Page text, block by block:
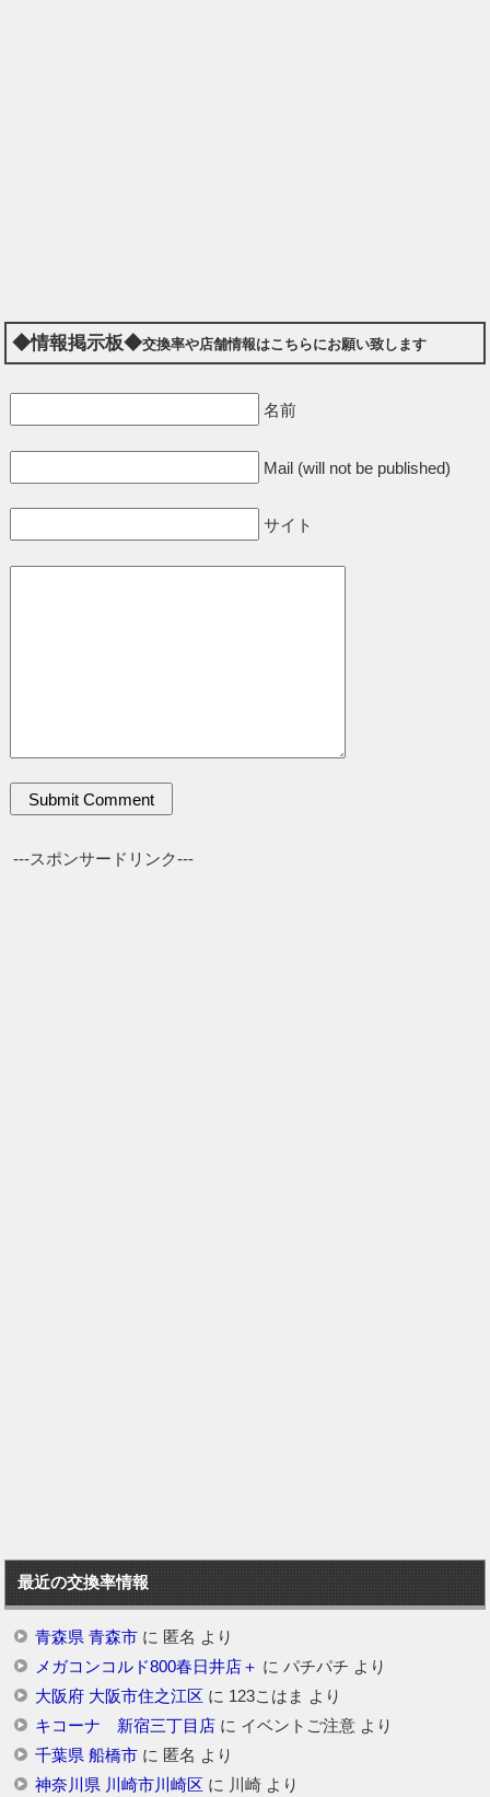
◆情報掲示板◆交換率や店舗情報はこちらにお願い致します
名前
Mail (will not be published)
サイト
---スポンサードリンク---
最近の交換率情報
青森県 青森市に 匿名 より
メガコンコルド800春日井店＋ に パチパチ より
大阪府 大阪市住之江区 に 123こはま より
キコーナ 新宿三丁目店に イベントご注意より
千葉県 船橋市に 匿名 より
神奈川県 川崎市川崎区 に 川崎より